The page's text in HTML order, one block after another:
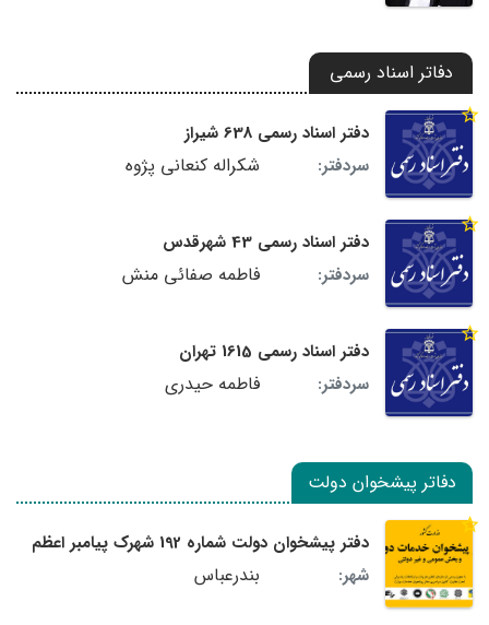
دفاتر اسناد رسمی
دفتر اسناد رسمی 638 شیراز
سردفتر:
شکراله کنعانی پژوه
دفتر اسناد رسمی 43 شهرقدس
سردفتر:
فاطمه صفائی منش
دفتر اسناد رسمی 1615 تهران
سردفتر:
فاطمه حیدری
دفاتر پیشخوان دولت
دفتر پیشخوان دولت شماره 192 شهرک پیامبر اعظم
شهر:
بندرعباس